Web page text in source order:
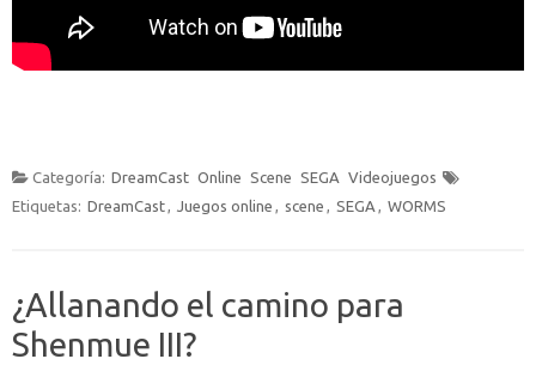
Categoría: DreamCast Online Scene SEGA Videojuegos
Etiquetas: DreamCast, Juegos online , scene , SEGA , WORMS
¿Allanando el camino para
Shenmue III?